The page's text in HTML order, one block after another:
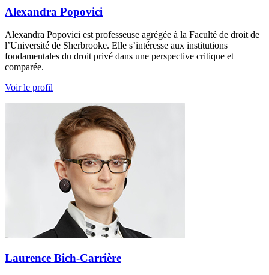
Alexandra Popovici
Alexandra Popovici est professeuse agrégée à la Faculté de droit de
l’Université de Sherbrooke. Elle s’intéresse aux institutions
fondamentales du droit privé dans une perspective critique et
comparée.
Voir le profil
Laurence Bich-Carrière